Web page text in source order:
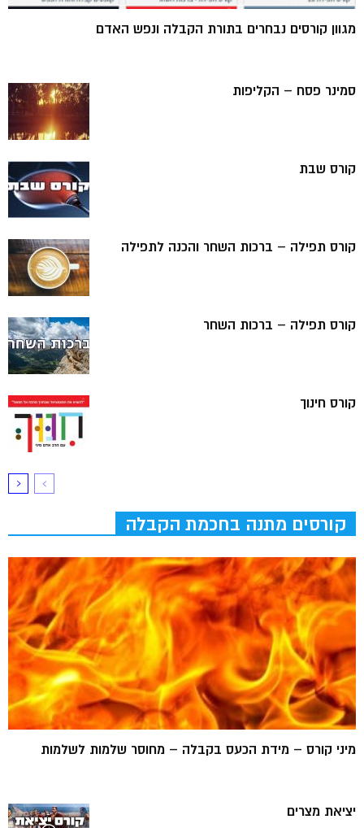
מגוון קורסים נבחרים בתורת הקבלה ונפש האדם
סמינר פסח – הקליפות
קורס שבת
קורס תפילה – ברכות השחר והכנה לתפילה
קורס תפילה – ברכות השחר
קורס חינוך
קורסים מתנה בחכמת הקבלה
מיני קורס – מידת הכעס בקבלה – מחוסר שלמות לשלמות
יציאת מצרים